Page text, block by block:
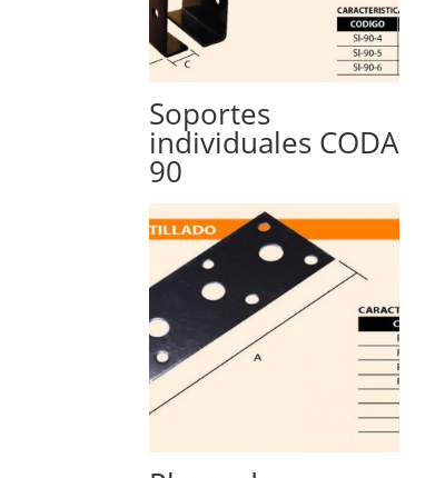
Soportes
individuales CODA
90